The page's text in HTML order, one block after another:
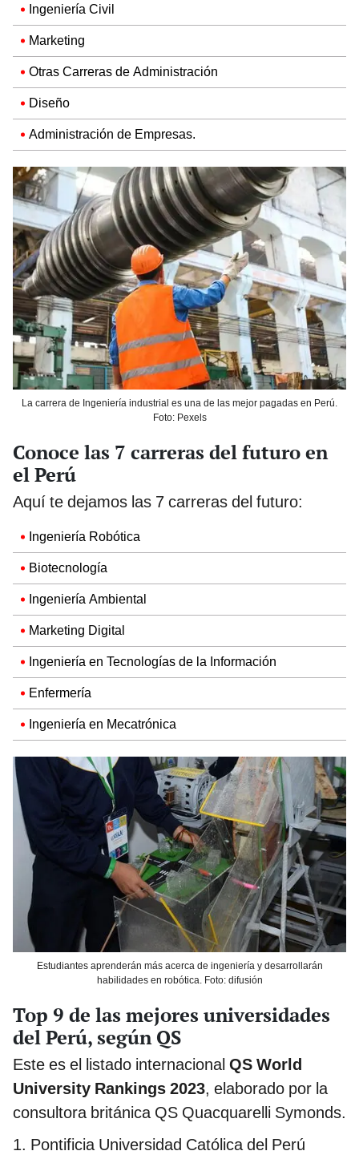
Ingeniería Civil
Marketing
Otras Carreras de Administración
Diseño
Administración de Empresas.
La carrera de Ingeniería industrial es una de las mejor pagadas en Perú.
Foto: Pexels
Conoce las 7 carreras del futuro en
el Perú
Aquí te dejamos las 7 carreras del futuro:
Ingeniería Robótica
Biotecnología
Ingeniería Ambiental
Marketing Digital
Ingeniería en Tecnologías de la Información
Enfermería
Ingeniería en Mecatrónica
Estudiantes aprenderán más acerca de ingeniería y desarrollarán
habilidades en robótica. Foto: difusión
Top 9 de las mejores universidades
del Perú, según QS
Este es el listado internacional QS World
University Rankings 2023, elaborado por la
consultora británica QS Quacquarelli Symonds.
1. Pontificia Universidad Católica del Perú